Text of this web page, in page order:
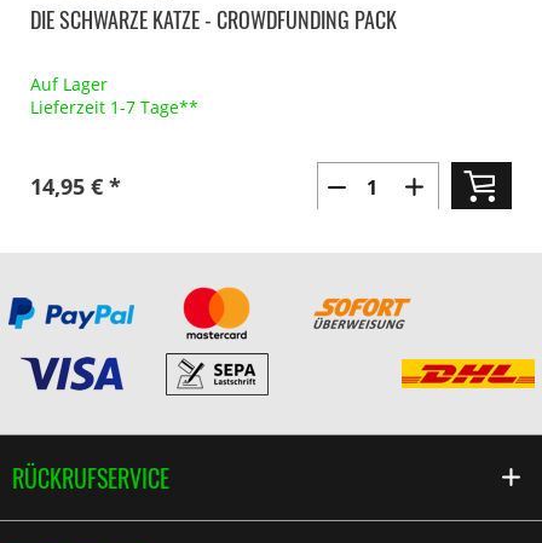
DIE SCHWARZE KATZE - CROWDFUNDING PACK
Auf Lager
Lieferzeit 1-7 Tage**
14,95 € *
RÜCKRUFSERVICE